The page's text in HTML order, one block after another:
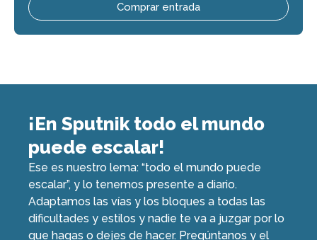
Comprar entrada
¡En Sputnik todo el mundo
puede escalar!
Ese es nuestro lema: “todo el mundo puede
escalar”, y lo tenemos presente a diario.
Adaptamos las vías y los bloques a todas las
dificultades y estilos y nadie te va a juzgar por lo
que hagas o dejes de hacer. Pregúntanos y el